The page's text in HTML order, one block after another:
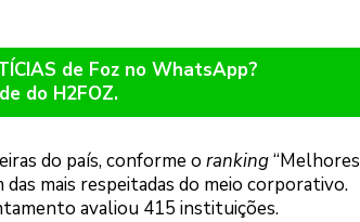
de Foz no WhatsApp?
do H2FOZ.
do país, conforme o ranking“Melhores
mais respeitadas do meio corporativo.
avaliou 415 instituições.